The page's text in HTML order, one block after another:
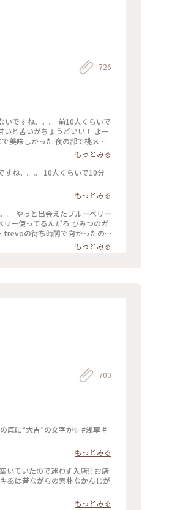
726
と苦いがちょうどいい！ よー
美味しかった 夜の部で桃メニ
ぶのよね。。日没前でまだ暑
もっとみる
もっとみる
ー使ってるんだろ ひみつのガ
trevoの待ち時間で向かったの
もっとみる
700
底に“大吉”の文字が✨ #浅草 #
もっとみる
いたので迷わず入店‼️ お店
🥞は昔ながらの素朴なかんじが
もっとみる